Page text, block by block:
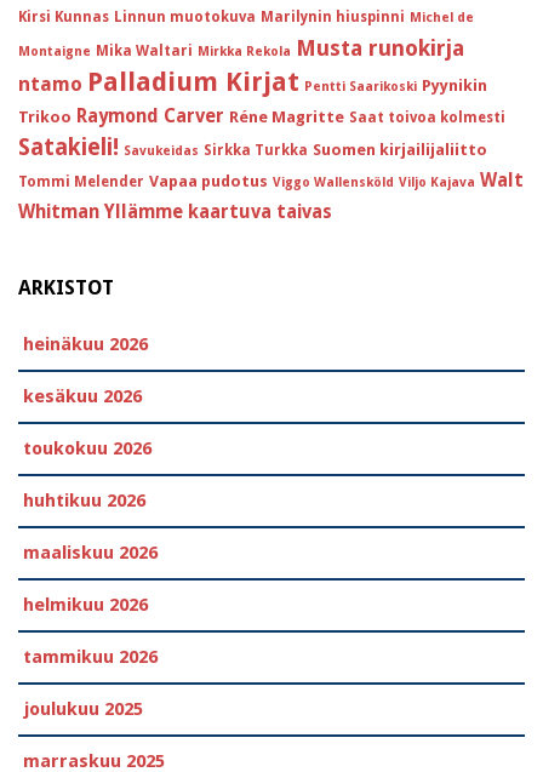
Kirsi Kunnas Linnun muotokuva Marilynin hiuspinni Michel de
Montaigne Mika Waltari Mirkka Rekola Musta runokirja
ntamo Palladium Kirjat Pentti Saarikoski Pyynikin
Trikoo Raymond Carver Réne Magritte Saat toivoa kolmesti
Satakieli! Savukeidas Sirkka Turkka Suomen kirjailijaliitto
Tommi Melender Vapaa pudotus Viggo Wallensköld Viljo Kajava Walt
Whitman Yllämme kaartuva taivas
ARKISTOT
heinäkuu 2026
kesäkuu 2026
toukokuu 2026
huhtikuu 2026
maaliskuu 2026
helmikuu 2026
tammikuu 2026
joulukuu 2025
marraskuu 2025